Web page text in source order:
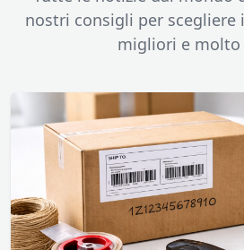
nostri consigli per
migliori e molto